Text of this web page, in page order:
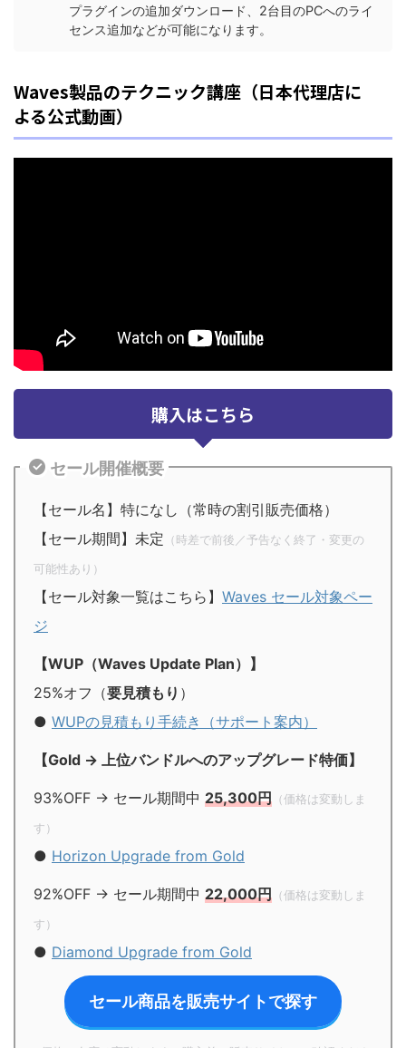
プラグインの追加ダウンロード、2台目のPCへのライ
センス追加などが可能になります。
Waves製品のテクニック講座（日本代理店に
よる公式動画）
購入はこちら
セール開催概要
【セール名】特になし（常時の割引販売価格）
【セール期間】未定 （時差で前後／予告なく終了・変更の
可能性あり）
【セール対象一覧はこちら】 Waves セール対象ペー
ジ
【WUP（Waves Update Plan）】
25%オフ（要見積もり ）
● WUPの見積もり手続き（サポート案内）
【Gold → 上位バンドルへのアップグレード特価】
93%OFF → セール期間中 25,300円 （価格は変動しま
す）
● Horizon Upgrade from Gold
92%OFF → セール期間中 22,000円 （価格は変動しま
す）
● Diamond Upgrade from Gold
セール商品を販売サイトで探す